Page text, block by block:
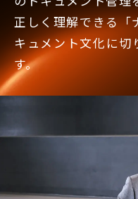
正しく理解できる「
キュメント文化に切
す。